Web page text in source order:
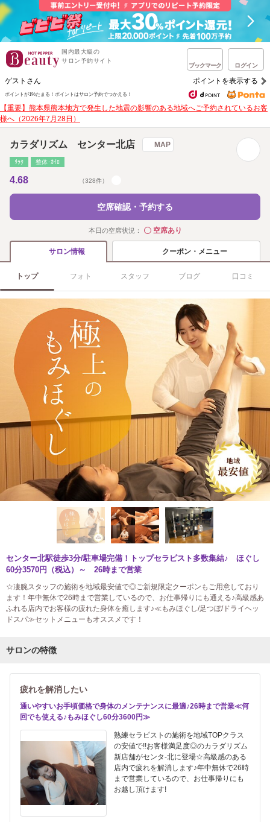
国内最大級の
サロン予約サイト
ブックマーク ログイン
ゲストさん ポイントを表示する
ポイントが1%たまる！ ポイントはサロン予約でつかえる！
【重要】熊本県熊本地方で発生した地震の影響のある地域へご予約されているお客
様へ（2026年7月28日）
カラダリズム センター北店 MAP
ﾘﾗｸ 整体･ｶｲﾛ
4.68 （328件）
空席確認・予約する
本日の空席状況： ◯空席あり
サロン情報 クーポン・メニュー
トップ フォト スタッフ ブログ 口コミ
センター北駅徒歩3分/駐車場完備！トップセラピスト多数集結♪ ほぐし
60分3570円（税込）～ 26時まで営業
☆凄腕スタッフの施術を地域最安値で◎ご新規限定クーポンもご用意しており
ます！年中無休で26時まで営業しているので、お仕事帰りにも通える♪高級感あ
ふれる店内でお客様の疲れた身体を癒します♪≪もみほぐし/足つぼ/ドライヘッ
ドスパ≫セットメニューもオススメです！
サロンの特徴
疲れを解消したい
通いやすいお手頃価格で身体のメンテナンスに最適♪26時まで営業≪何
回でも使える♪もみほぐし60分3600円≫
熟練セラピストの施術を地域TOPクラス
の安値で!!お客様満足度◎のカラダリズム
新店舗がセンタ-北に登場☆高級感のある
店内で疲れを解消します♪年中無休で26時
まで営業しているので、お仕事帰りにも
お越し頂けます!